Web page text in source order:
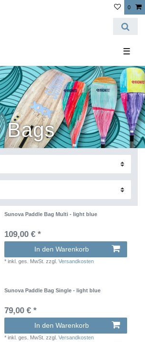
0
☰
Bags
Sunova Paddle Bag Multi - light blue
109,00 € *
In den Warenkorb
*inkl. ges. MwSt. zzgl.Versandkosten
Sunova Paddle Bag Single - light blue
79,00 € *
In den Warenkorb
*inkl. ges. MwSt. zzgl.Versandkosten